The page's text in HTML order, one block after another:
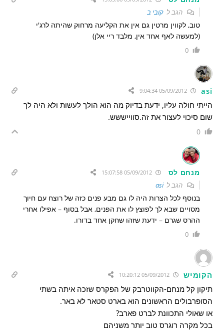
הגב לקובי ב
טוב, לקווין מרטין גם אין את הקליעה מרחוק שהיתה לרג'י
(למעשה לאף אחד אין, מלבד ריי אלן)
0
asi
הייתי חולה עליו, ידעת בדיוק מה הוא הולך לעשות ולא היה לך
שום סיכוי לעצור את זה.סווייששש.
0
מנחם לס 05/09/2012 15:07:58
הגב לasi
בנוסף לכל הצרות היה לו גם מבע פנים כזה של רוצח עם חיוך
מסויים שבא לך לפוצץ לו את הפנים, אבל בסוף – אפילו אחרי
ההרס שגרם – ידעת שזהו שחקן אחד בדורו.
0
הקומיש
תיקון קל מנחם-הקווטרבק של הפקרס שזכה איתה בשתי
הסופרבולים הראשונים הוא בארט סטאר לא באר.
או שאולי התכוונת לברט פארב?
בכל מקרה רוגרס טוב יותר משניהם